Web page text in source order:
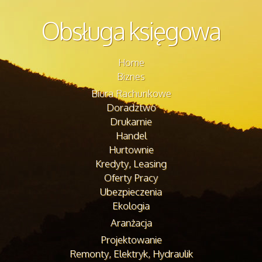
Obsługa księgowa
Home
Biznes
Biura Rachunkowe
Doradztwo
Drukarnie
Handel
Hurtownie
Kredyty, Leasing
Oferty Pracy
Ubezpieczenia
Ekologia
Aranżacja
Projektowanie
Remonty, Elektryk, Hydraulik